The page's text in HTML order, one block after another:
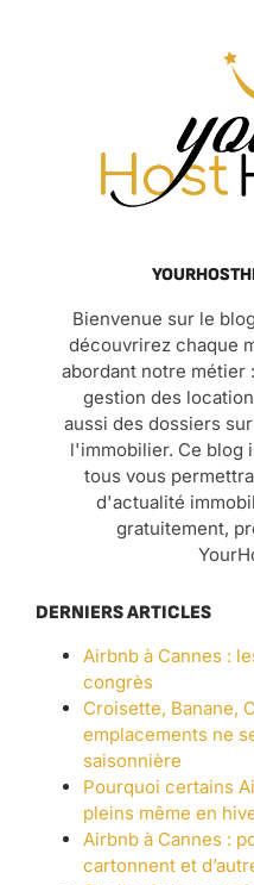
Bienvenue sur le
découvrirez chaque
abordant notre métier
gestion des
aussi des dossiers
l'immobilier. Ce blog
tous vous
d'actualité
gratuitement,
DERNIERS ARTICLES
Airbnb à Cannes :
congrès
Croisette, Banane,
emplacements ne
saisonnière
Pourquoi certains
pleins même en
Airbnb à Cannes :
cartonnent et